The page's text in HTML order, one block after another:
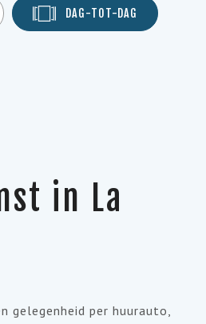
DAG-TOT-DAG
in La
gelegenheid per huurauto,